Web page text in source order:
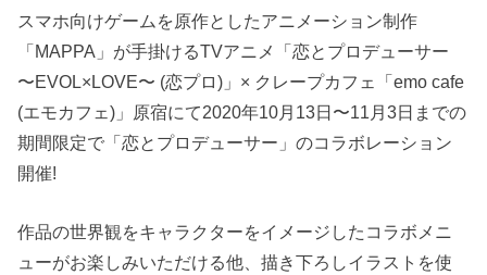
スマホ向けゲームを原作としたアニメーション制作
「MAPPA」が手掛けるTVアニメ「恋とプロデューサー
〜EVOL×LOVE〜 (恋プロ)」× クレープカフェ「emo cafe
(エモカフェ)」原宿にて2020年10月13日〜11月3日までの
期間限定で「恋とプロデューサー」のコラボレーション
開催!
作品の世界観をキャラクターをイメージしたコラボメニ
ューがお楽しみいただける他、描き下ろしイラストを使